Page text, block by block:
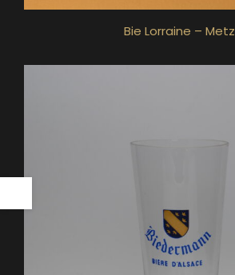
Bie Lorraine – Metz